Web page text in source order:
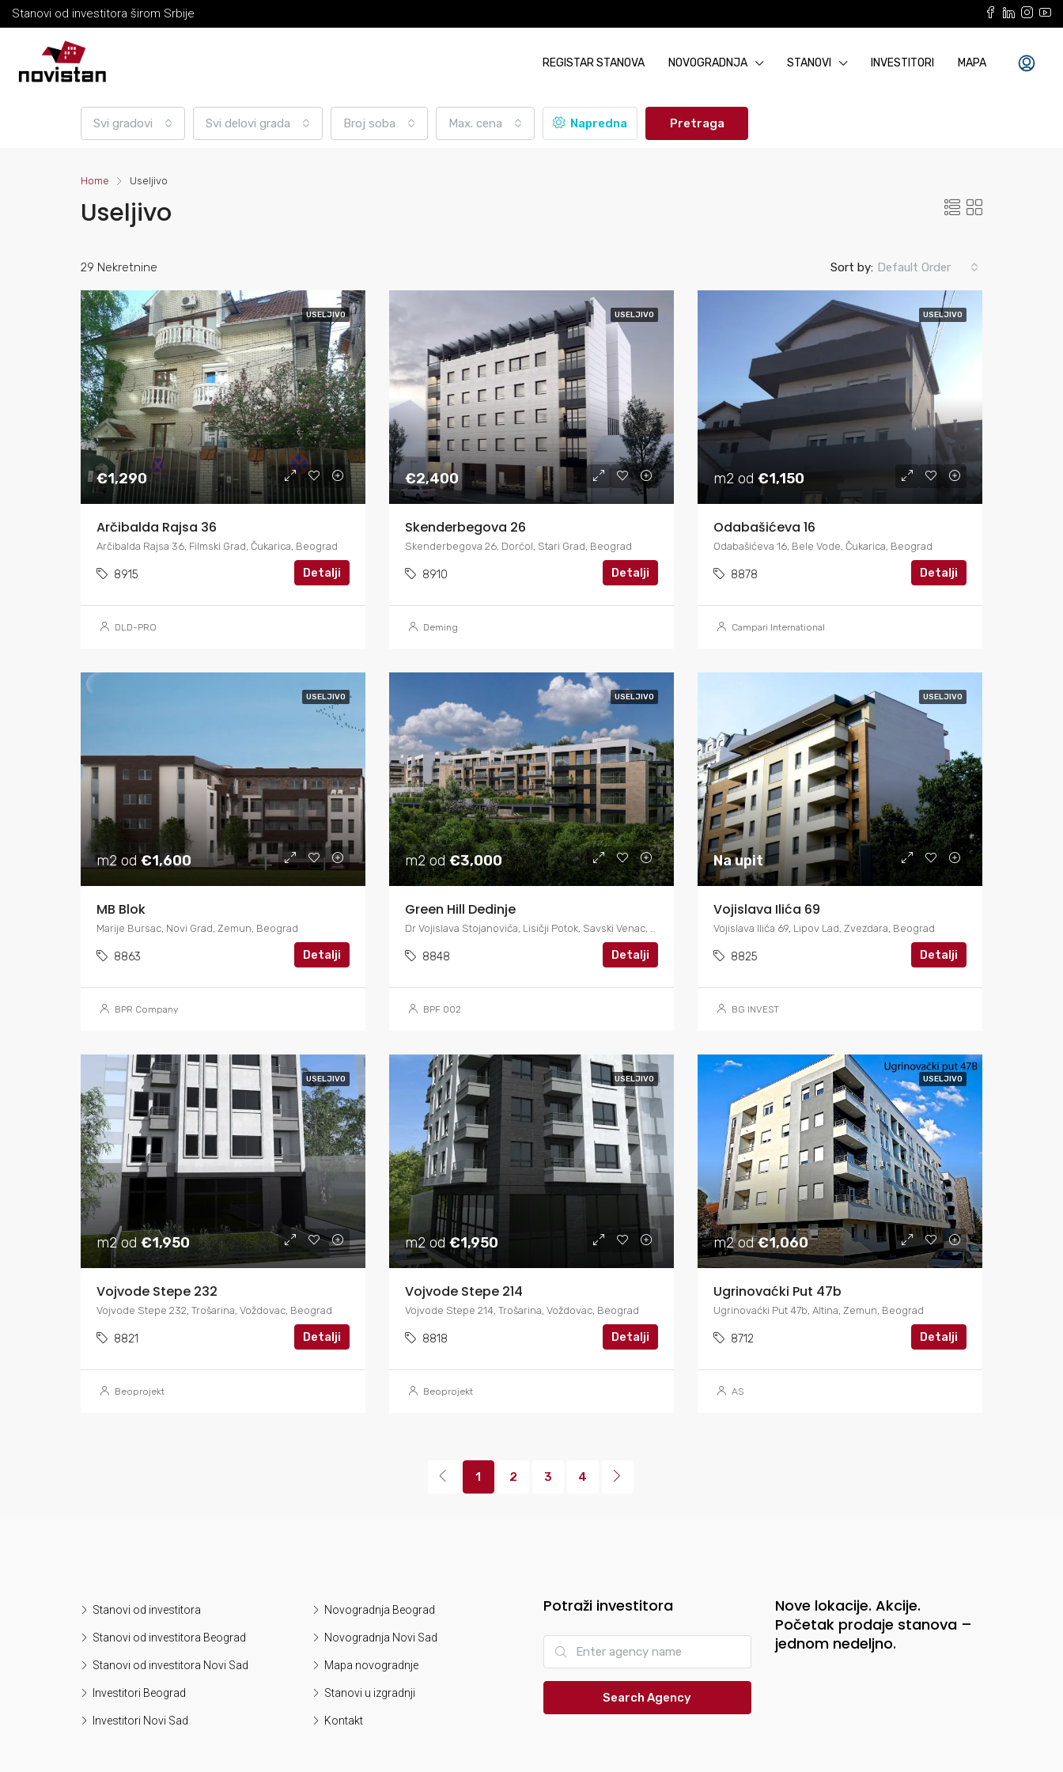
Stanovi od investitora širom Srbije
REGISTAR STANOVA NOVOGRADNJA STANOVI INVESTITORI MAPA
Svi gradovi Svi delovi grada Broj soba Max. cena Napredna Pretraga
Home Useljivo
Useljivo
29 Nekretnine Sort by: Default Order
USELJIVO
€1,290
Arčibalda Rajsa 36
Arčibalda Rajsa 36, Filmski Grad, Čukarica, Beograd
8915 Detalji
DLD-PRO
USELJIVO
€2,400
Skenderbegova 26
Skenderbegova 26, Dorćol, Stari Grad, Beograd
8910 Detalji
Deming
USELJIVO
m2 od €1,150
Odabašićeva 16
Odabašićeva 16, Bele Vode, Čukarica, Beograd
8878 Detalji
Campari International
USELJIVO
m2 od €1,600
MB Blok
Marije Bursac, Novi Grad, Zemun, Beograd
8863 Detalji
BPR Company
USELJIVO
m2 od€3,000
Green Hill Dedinje
Dr Vojislava Stojanovića, Lisičji Potok, Savski Venac, Beograd
8848 Detalji
BPF 002
USELJIVO
Na upit
Vojislava Ilića 69
Vojislava Ilića 69, Lipov Lad, Zvezdara, Beograd
8825 Detalji
BG INVEST
USELJIVO
m2 od€1,950
Vojvode Stepe 232
Vojvode Stepe 232, Trošarina, Voždovac, Beograd
8821 Detalji
Beoprojekt
USELJIVO
m2 od €1,950
Vojvode Stepe 214
Vojvode Stepe 214, Trošarina, Voždovac, Beograd
8818 Detalji
Beoprojekt
USELJIVO
m2 od€1,060
Ugrinovaćki Put 47b
Ugrinovaćki Put 47b, Altina, Zemun, Beograd
8712 Detalji
AS
1 2 3 4
Stanovi od investitora
Stanovi od investitora Beograd
Stanovi od investitora Novi Sad
Investitori Beograd
Investitori Novi Sad
Novogradnja Beograd
Novogradnja Novi Sad
Mapa novogradnje
Stanovi u izgradnji
Kontakt
Potraži investitora
Search Agency
Nove lokacije. Akcije.
Početak prodaje stanova –
jednom nedeljno.